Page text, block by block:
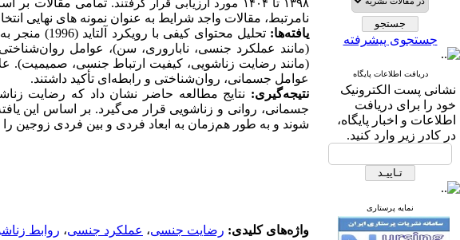
جستجوی پیشرفته
دریافت اطلاعات پایگاه
نشانی پست الکترونیک
خود را برای دریافت
اطلاعات و اخبار پایگاه،
در کادر زیر وارد کنید.
نمایه پرستاری
۱۳۹۸ تا ۱۴۰۴ مورد ارزیابی قرار گرفتند. تمامی مقالات بر
نامرتبط، مقالات واجد شرایط به عنوان نمونه های نهایی
یافته‌ها:
(مانند عملکرد جنسی، ناباروری، سن)، عوامل
(مانند رضایت زناشویی، کیفیت ارتباط جنسی، صمیمیت).
عوامل جسمانی، روان‌شناختی و رابطه‌ای تأکید داشتند.
نتیجه‌گیری: نتایج مطالعه حاضر نشان داد که رضایت
جسمانی، روانی و زناشویی قرار می‌گیرد. بر اساس این
شوند و به طور هم‌زمان به ابعاد فردی و بین فردی زوجین را
واژه‌های کلیدی: رضایت جنسی، عملکرد جنسی، روابط